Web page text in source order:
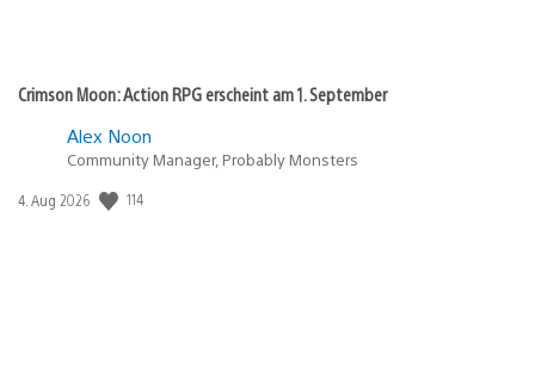
Crimson Moon: Action RPG erscheint am 1. September
Alex Noon
Community Manager, Probably Monsters
Veröffentlichungsdatum:
4. Aug 2026 114